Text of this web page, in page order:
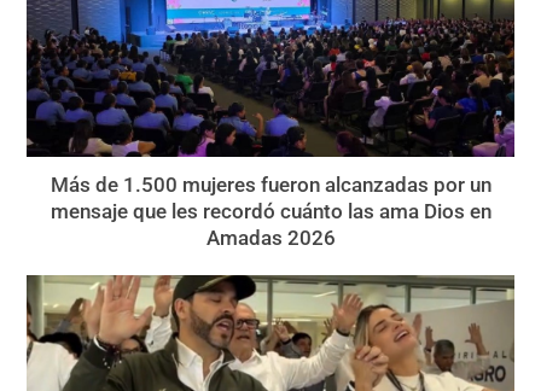
Más de 1.500 mujeres fueron alcanzadas por un
mensaje que les recordó cuánto las ama Dios en
Amadas 2026